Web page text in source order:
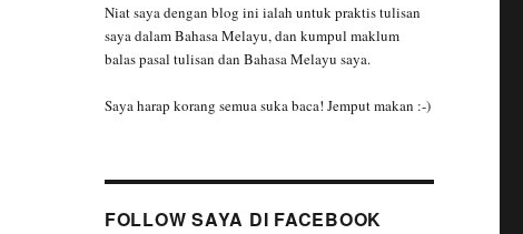
Niat saya dengan blog ini ialah untuk praktis tulisan
saya dalam Bahasa Melayu, dan kumpul maklum
balas pasal tulisan dan Bahasa Melayu saya.
Saya harap korang semua suka baca! Jemput makan :-)
FOLLOW SAYA DI FACEBOOK